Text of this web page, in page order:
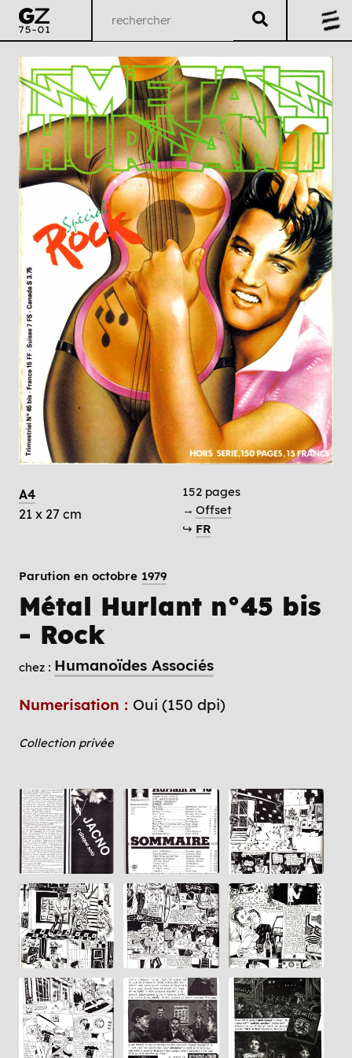
A4
21 x 27 cm
152 pages
→ Offset
↪ FR
Parution en octobre 1979
Métal Hurlant n°45 bis
- Rock
chez : Humanoïdes Associés
Numerisation : Oui (150 dpi)
Collection privée